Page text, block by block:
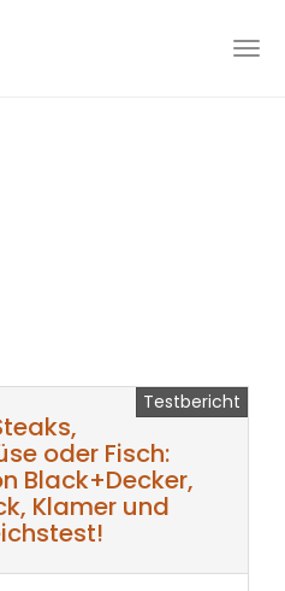
Testbericht
oder Fisch:
Black+Decker,
Klamer und